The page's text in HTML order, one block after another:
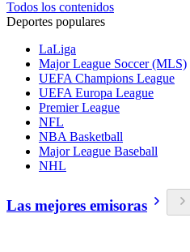
Todos los contenidos
Deportes populares
LaLiga
Major League Soccer (MLS)
UEFA Champions League
UEFA Europa League
Premier League
NFL
NBA Basketball
Major League Baseball
NHL
Las mejores emisoras